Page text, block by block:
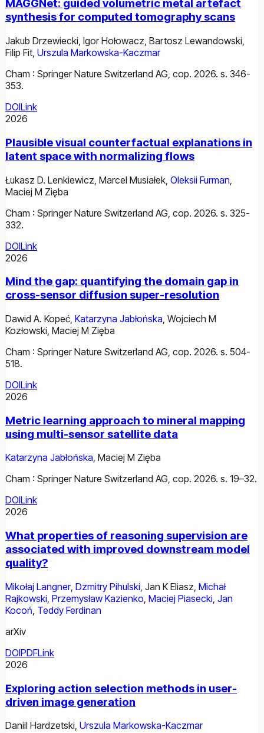
MAGGNet: guided volumetric metal artefact
synthesis for computed tomography scans
Jakub Drzewiecki, Igor Hołowacz, Bartosz Lewandowski,
Filip Fit, Urszula Markowska-Kaczmar
Cham : Springer Nature Switzerland AG, cop. 2026. s. 346-
353.
DOILink
2026
Plausible visual counterfactual explanations in
latent space with normalizing flows
Łukasz D. Lenkiewicz Marcel Musiałek Oleksii Furman
Maciej M Zięba
Cham : Springer Nature Switzerland AG, cop. 2026. s. 325-
332.
DOILink
2026
Mind the gap: quantifying the domain gap in
cross-sensor diffusion super-resolution
Dawid A. Kopeć Katarzyna Jabłońska Wojciech M
Kozłowski Maciej M Zięba
Cham : Springer Nature Switzerland AG, cop. 2026. s. 504-
518.
DOILink
2026
Metric learning approach to mineral mapping
using multi-sensor satellite data
Katarzyna Jabłońska, Maciej M Zięba
Cham : Springer Nature Switzerland AG, cop. 2026. s. 19–32.
DOILink
2026
What properties of reasoning supervision are
associated with improved downstream model
quality?
Mikołaj Langner, Dzmitry Pihulski Jan K Eliasz Michał
Rajkowski Przemysław Kazienko Maciej Piasecki Jan
Kocoń Teddy Ferdinan
arXiv
DOIPDFLink
2026
Exploring action selection methods in user-
driven image generation
Daniil Hardzetski, Urszula Markowska-Kaczmar